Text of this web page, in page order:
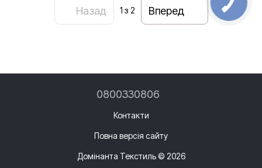
Назад 1 з 2 Вперед
0800330806
Контакти
Повна версія сайту
Домінанта Текстиль © 2026